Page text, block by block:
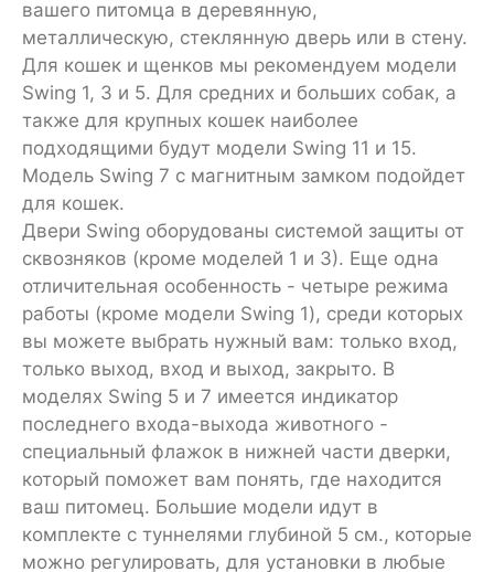
вашего питомца в деревянную,
металлическую, стеклянную дверь или в стену.
Для кошек и щенков мы рекомендуем модели
Swing 1, 3 и 5. Для средних и больших собак, а
также для крупных кошек наиболее
подходящими будут модели Swing 11 и 15.
Модель Swing 7 с магнитным замком подойдет
для кошек.
Двери Swing оборудованы системой защиты от
сквозняков (кроме моделей 1 и 3). Еще одна
отличительная особенность - четыре режима
работы (кроме модели Swing 1), среди которых
вы можете выбрать нужный вам: только вход,
только выход, вход и выход, закрыто. В
моделях Swing 5 и 7 имеется индикатор
последнего входа-выхода животного -
специальный флажок в нижней части дверки,
который поможет вам понять, где находится
ваш питомец. Большие модели идут в
комплекте с туннелями глубиной 5 см., которые
можно регулировать, для установки в любые